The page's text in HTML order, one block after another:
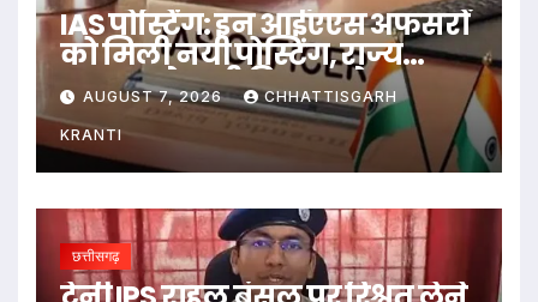
IAS पोस्टिंग: इन आईएएस अफसरों
को मिली नयी पोस्टिंग, राज्य
सरकार ने जारी किया आदेश
AUGUST 7, 2026 CHHATTISGARH
KRANTI
छत्तीसगढ़